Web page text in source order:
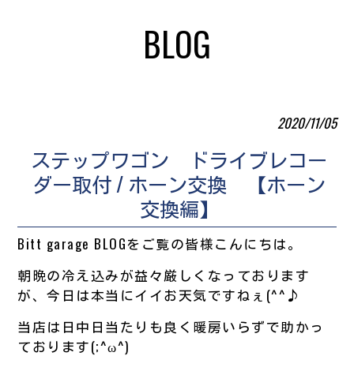
BLOG
2020/11/05
ステップワゴン ドライブレコー
ダー取付 / ホーン交換 【ホーン
交換編】
Bitt garage BLOGをご覧の皆様こんにちは。
朝晩の冷え込みが益々厳しくなっております
が、今日は本当にイイお天気ですねぇ(^^♪
当店は日中日当たりも良く暖房いらずで助かっ
ております(;^ω^)